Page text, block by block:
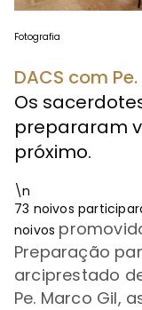
Fotografia
DACS com
Os
prepararam
próximo.
\n
73 noivos
noivos
Preparação
arciprestado
Pe. Marco Gil,